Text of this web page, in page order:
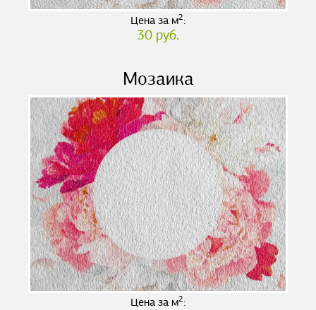
Цена за м2:
30 руб.
Мозаика
Цена за м2: